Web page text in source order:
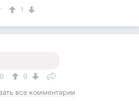
1
0
все комментарии